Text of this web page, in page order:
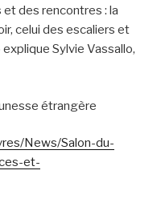
des rencontres : la
celui des escaliers et
Sylvie Vassallo,
étrangère
News/Salon-du-
et-